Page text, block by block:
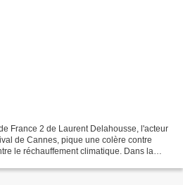
France 2 de Laurent Delahousse, l'acteur
de Cannes, pique une colère contre
le réchauffement climatique. Dans la